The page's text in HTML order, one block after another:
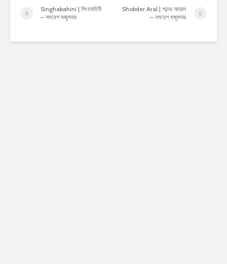
Singhabahini | সিংহবাহিনী
– সমরেশ মজুমদার
Shobder Aral | শব্দের আড়াল
– সমরেশ মজুমদার